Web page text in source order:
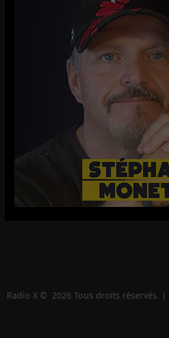
Radio X © 2026 Tous droits réservés. |